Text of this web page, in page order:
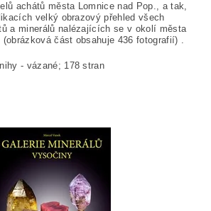
achátů města Lomnice nad Pop., a tak,
velký obrazový přehled všech
a minerálů nalézajících se v okolí města
(obrázková část obsahuje 436 fotografií) .
- vázané; 178 stran